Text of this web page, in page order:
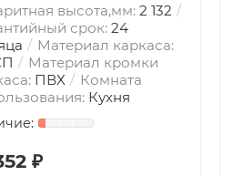
высота,мм: 2 132
срок: 24
Материал каркаса:
Материал кромки
ПВХ
Комната
Кухня
₽